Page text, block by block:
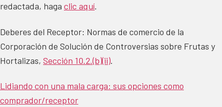
redactada, haga clic aquí.
Deberes del Receptor: Normas de comercio de la
Corporación de Solución de Controversias sobre Frutas y
Hortalizas, Sección 10.2.(b)(ii).
Lidiando con una mala carga: sus opciones como
comprador/receptor